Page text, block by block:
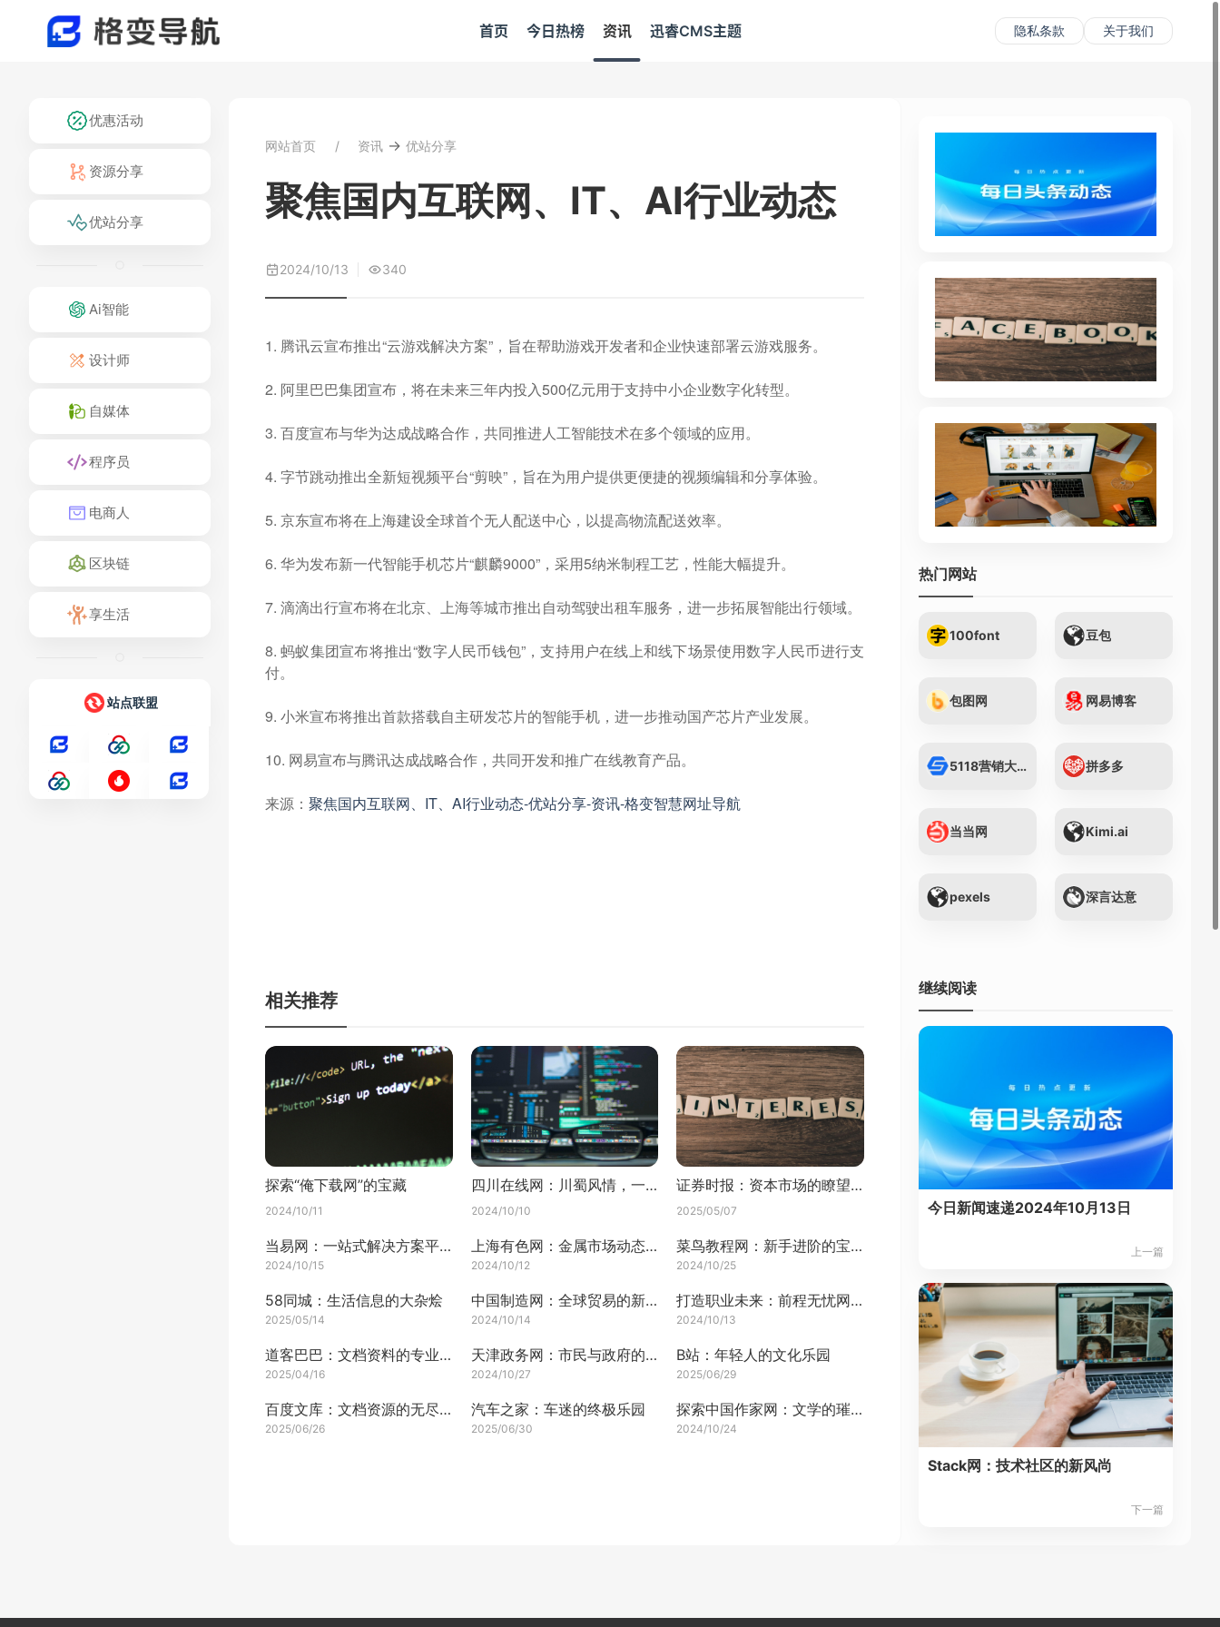
首页 今日热榜 资讯 迅睿CMS主题 隐私条款 关于我们
优惠活动
资源分享
优站分享
Ai智能
设计师
自媒体
程序员
电商人
区块链
享生活
站点联盟
网站首页 资讯 → 优站分享
聚焦国内互联网、IT、AI行业动态
2024/10/13 340
1. 腾讯云宣布推出“云游戏解决方案”，旨在帮助游戏开发者和企业快速部署云游戏服务。
2. 阿里巴巴集团宣布，将在未来三年内投入500亿元用于支持中小企业数字化转型。
3. 百度宣布与华为达成战略合作，共同推进人工智能技术在多个领域的应用。
4. 字节跳动推出全新短视频平台“剪映”，旨在为用户提供更便捷的视频编辑和分享体验。
5. 京东宣布将在上海建设全球首个无人配送中心，以提高物流配送效率。
6. 华为发布新一代智能手机芯片“麒麟9000”，采用5纳米制程工艺，性能大幅提升。
7. 滴滴出行宣布将在北京、上海等城市推出自动驾驶出租车服务，进一步拓展智能出行领域。
8. 蚂蚁集团宣布将推出“数字人民币钱包”，支持用户在线上和线下场景使用数字人民币进行支
付。
9. 小米宣布将推出首款搭载自主研发芯片的智能手机，进一步推动国产芯片产业发展。
10. 网易宣布与腾讯达成战略合作，共同开发和推广在线教育产品。
来源： 聚焦国内互联网、IT、AI行业动态-优站分享-资讯-格变智慧网址导航
热门网站
100font 豆包
包图网 网易博客
5118营销大数据... 拼多多
当当网 Kimi.ai
pexels 深言达意
相关推荐
探索“俺下载网”的宝藏
2024/10/11
四川在线网：川蜀风情，一网打尽
2024/10/10
证券时报：资本市场的瞭望塔
2025/05/07
当易网：一站式解决方案平台
2024/10/15
上海有色网：金属市场动态新风向标
2024/10/12
菜鸟教程网：新手进阶的宝藏之地
2024/10/25
58同城：生活信息的大杂烩
2025/05/14
中国制造网：全球贸易的新引擎
2024/10/14
打造职业未来：前程无忧网的全面解析
2024/10/13
道客巴巴：文档资料的专业站点
2025/04/16
天津政务网：市民与政府的沟通桥梁
2024/10/27
B站：年轻人的文化乐园
2025/06/29
百度文库：文档资源的无尽宝藏
2025/06/26
汽车之家：车迷的终极乐园
2025/06/30
探索中国作家网：文学的璀璨殿堂
2024/10/24
继续阅读
今日新闻速递2024年10月13日
上一篇
Stack网：技术社区的新风尚
下一篇